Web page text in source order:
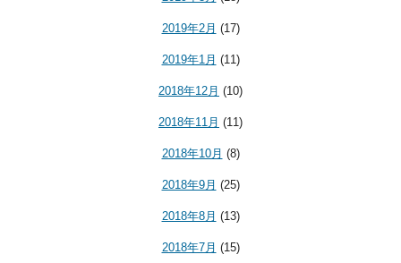
2019年2月 (17)
2019年1月 (11)
2018年12月 (10)
2018年11月 (11)
2018年10月 (8)
2018年9月 (25)
2018年8月 (13)
2018年7月 (15)